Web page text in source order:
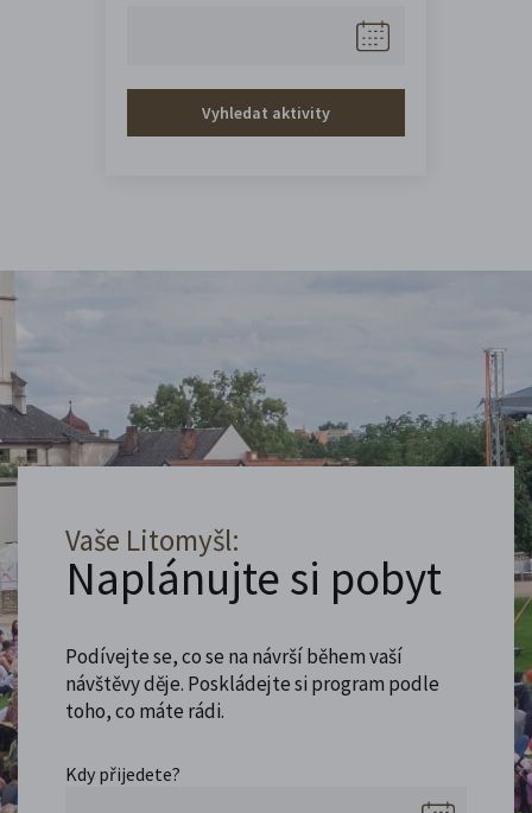
Vyhledat aktivity
Vaše Litomyšl:
Naplánujte si pobyt
Podívejte se, co se na návrší během vaší
návštěvy děje. Poskládejte si program podle
toho, co máte rádi.
Kdy přijedete?